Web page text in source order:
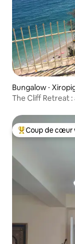
Bungalow ⋅
The Cliff Retreat :
Coups de cœur
Coup de cœur